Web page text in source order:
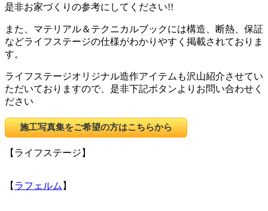
是非お家づくりの参考にしてください!!
また、マテリアル＆テクニカルブックには構造、断熱、保証
などライフステージの仕様がわかりやすく掲載されておりま
す。
ライフステージオリジナル造作アイテムも沢山紹介させてい
ただいておりますので、是非下記ボタンよりお問い合わせく
ださい
施工写真集をご希望の方はこちらから
【ライフステージ】
【 ラフェルム 】